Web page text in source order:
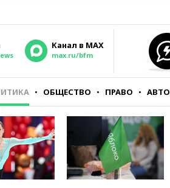
Канал в MAX
max.ru/bfm
ОБЩЕСТВО ПРАВО АВТО